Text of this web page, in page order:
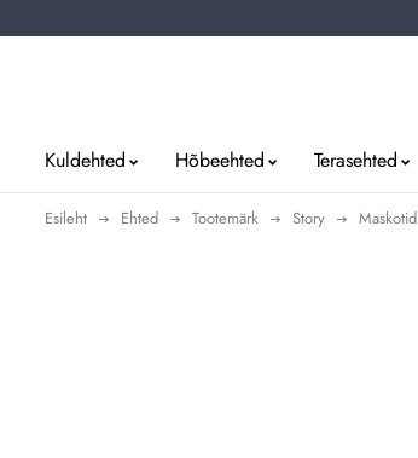
Kuldehted Hõbeehted Terasehted
Esileht Ehted Tootemärk Story Maskotid